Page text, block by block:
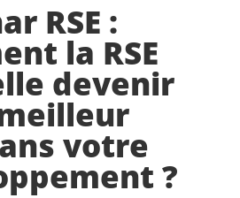
RSE :
la RSE
devenir
votre
?